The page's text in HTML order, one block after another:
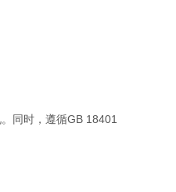
同时，遵循GB 18401